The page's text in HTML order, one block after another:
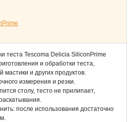
теста Tescoma Delicia SiliconPrime
и обработки теста,
мастики и других продуктов.
измерения и резки.
столу, тесто не прилипает,
после использования достаточно